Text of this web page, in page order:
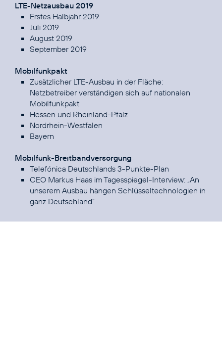
LTE-Netzausbau 2019
Erstes Halbjahr 2019
Juli 2019
August 2019
September 2019
Mobilfunkpakt
Zusätzlicher LTE-Ausbau in der Fläche:
Netzbetreiber verständigen sich auf nationalen
Mobilfunkpakt
Hessen und Rheinland-Pfalz
Nordrhein-Westfalen
Bayern
Mobilfunk-Breitbandversorgung
Telefónica Deutschlands 3-Punkte-Plan
CEO Markus Haas im Tagesspiegel-Interview: „An
unserem Ausbau hängen Schlüsseltechnologien in
ganz Deutschland“